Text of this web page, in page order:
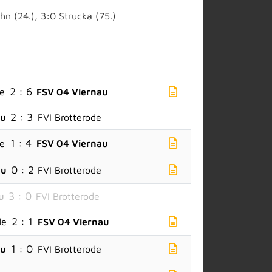
(24.), 3:0 Strucka (75.)
2 : 6 FSV 04 Viernau
2 : 3 FVI Brotterode
1 : 4 FSV 04 Viernau
0 : 2 FVI Brotterode
3 : 0 FVI Brotterode
2 : 1 FSV 04 Viernau
1 : 0 FVI Brotterode